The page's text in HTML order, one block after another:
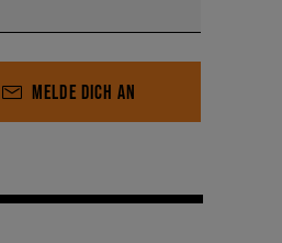
MELDE DICH AN